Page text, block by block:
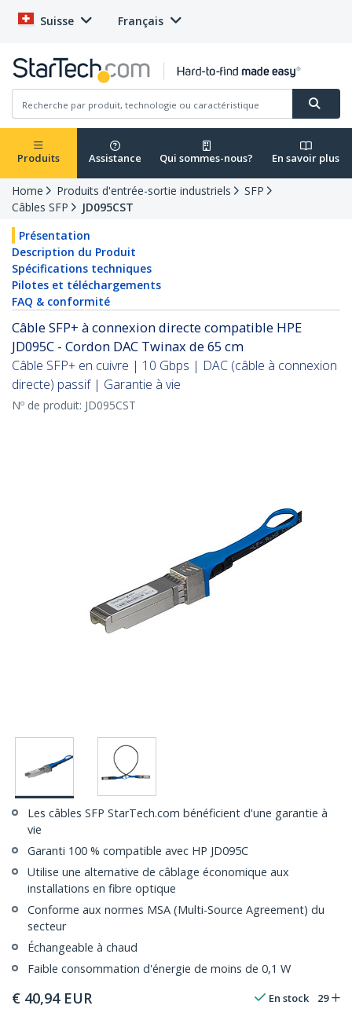
Suisse Français
Produits Assistance Qui sommes-nous? En savoir plus
Home Produits d'entrée-sortie industriels
SFP
Câbles SFP
JD095CST
Présentation
Description du Produit
Spécifications techniques
Pilotes et téléchargements
FAQ & conformité
Câble SFP+ à connexion directe compatible HPE
JD095C - Cordon DAC Twinax de 65 cm
Câble SFP+ en cuivre | 10 Gbps | DAC (câble à connexion
directe) passif | Garantie à vie
Nº de produit: JD095CST
Les câbles SFP StarTech.com bénéficient d'une garantie à
vie
Garanti 100 % compatible avec HP JD095C
Utilise une alternative de câblage économique aux
installations en fibre optique
Conforme aux normes MSA (Multi-Source Agreement) du
secteur
Échangeable à chaud
Faible consommation d'énergie de moins de 0,1 W
€ 40,94 EUR En stock 29